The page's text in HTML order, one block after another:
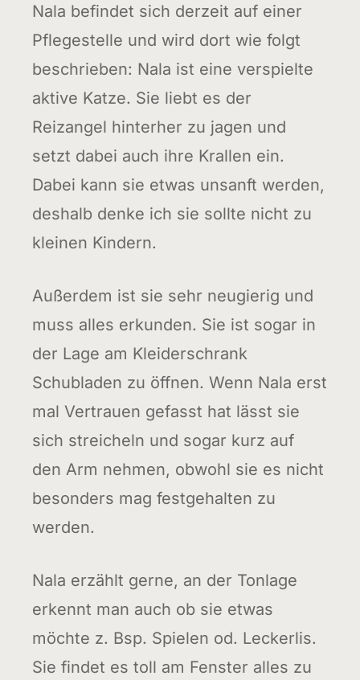
Nala befindet sich derzeit auf einer
Pflegestelle und wird dort wie folgt
beschrieben: Nala ist eine verspielte
aktive Katze. Sie liebt es der
Reizangel hinterher zu jagen und
setzt dabei auch ihre Krallen ein.
Dabei kann sie etwas unsanft werden,
deshalb denke ich sie sollte nicht zu
kleinen Kindern.
Außerdem ist sie sehr neugierig und
muss alles erkunden. Sie ist sogar in
der Lage am Kleiderschrank
Schubladen zu öffnen. Wenn Nala erst
mal Vertrauen gefasst hat lässt sie
sich streicheln und sogar kurz auf
den Arm nehmen, obwohl sie es nicht
besonders mag festgehalten zu
werden.
Nala erzählt gerne, an der Tonlage
erkennt man auch ob sie etwas
möchte z. Bsp. Spielen od. Leckerlis.
Sie findet es toll am Fenster alles zu